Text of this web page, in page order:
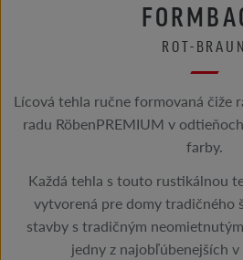
ROT-BRAUN
Lícová tehla ručne formovaná čiže
radu RöbenPREMIUM v
farby.
Každá tehla s touto rustikálnou
vytvorená pre domy tradičného
stavby s tradičným
jedny z najobľúbenejších v